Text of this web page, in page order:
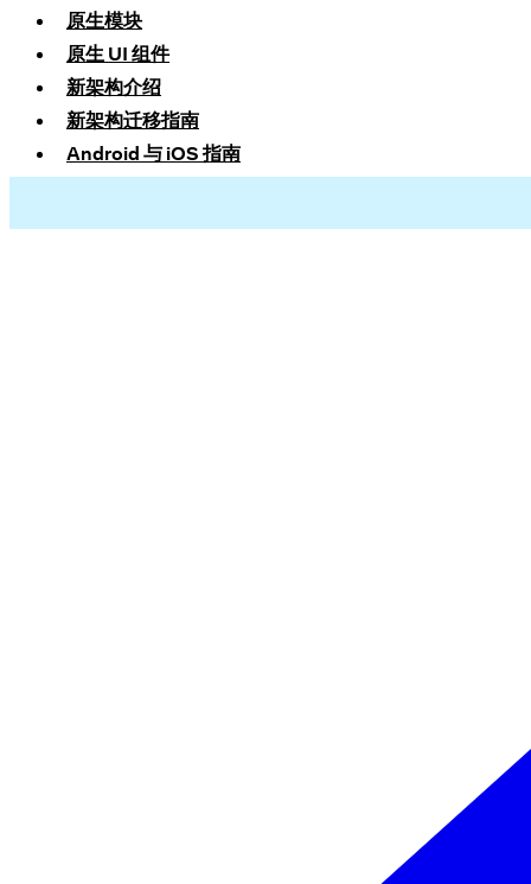
原生模块
原生 UI 组件
新架构介绍
新架构迁移指南
Android 与 iOS 指南